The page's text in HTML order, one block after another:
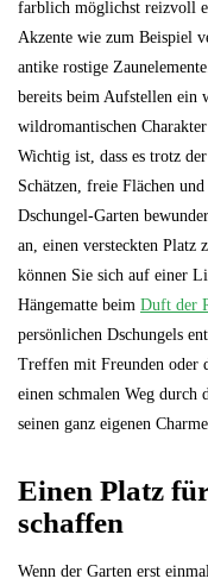
farblich möglichst reizvoll
Akzente wie zum Beispiel
antike rostige
bereits beim Aufstellen ein
wildromantischen
Wichtig ist, dass es trotz
Schätzen, freie Flächen
Dschungel-Garten
an, einen versteckten Platz
können Sie sich auf einer
Hängematte beim Duft der
persönlichen Dschungels
Treffen mit Freunden oder
einen schmalen Weg durch
seinen ganz eigenen
Einen Platz
schaffen
Wenn der Garten erst